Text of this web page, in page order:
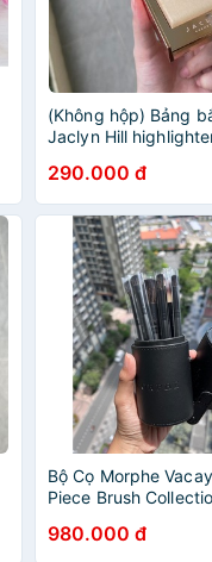
(Không hộp) Bảng
Jaclyn Hill
290.000 đ
Bộ Cọ Morphe
Piece Brush
980.000 đ